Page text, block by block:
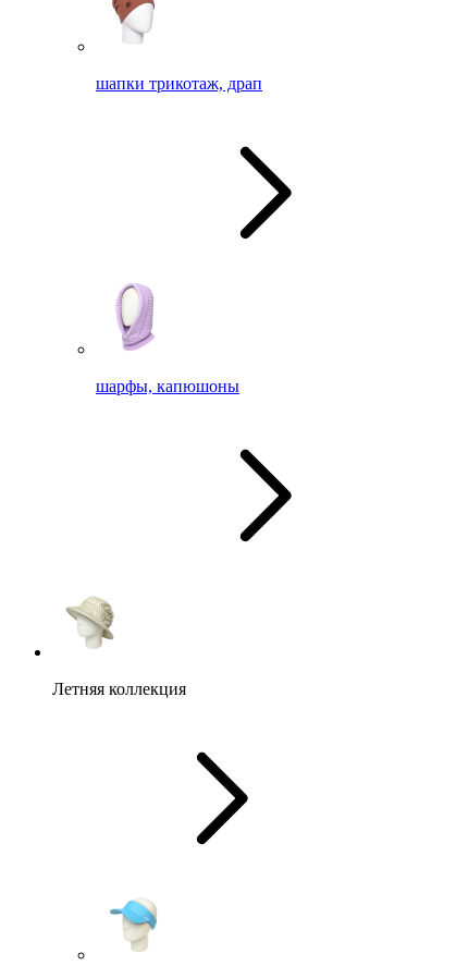
шапки трикотаж, драп
шарфы, капюшоны
Летняя коллекция